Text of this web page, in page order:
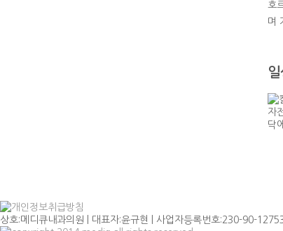
호
며
상호:메디큐내과의원 | 대표자:윤규현 | 사업자등록번호:230-90-